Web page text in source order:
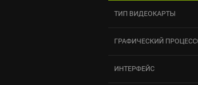
ТИП ВИДЕОКАРТЫ
ГРАФИЧЕСКИЙ
ИНТЕРФЕЙС